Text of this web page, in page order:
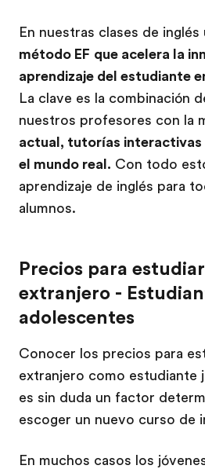
En nuestras clases de inglés
método EF que acelera la
aprendizaje del estudiante
La clave es la combinación
nuestros profesores con la
actual, tutorías interactivas
el mundo real. Con todo
aprendizaje de inglés para
alumnos.
Precios para
extranjero -
adolescentes
Conocer los precios para
extranjero como estudiante
es sin duda un factor
escoger un nuevo curso de
En muchos casos los